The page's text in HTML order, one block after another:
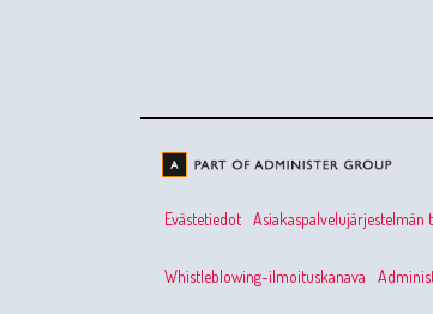
Evästetiedot Asiakaspalvelujärjestelmän
Whistleblowing-ilmoituskanava